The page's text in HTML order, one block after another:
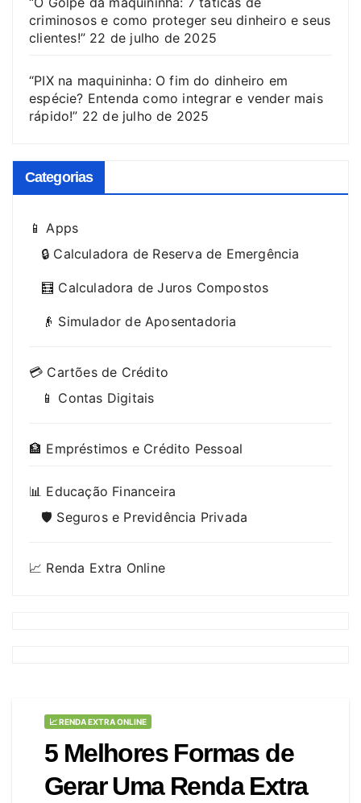
criminosos e como proteger seu dinheiro e seus
clientes!” 22 de julho de 2025
“PIX na maquininha: O fim do dinheiro em
espécie? Entenda como integrar e vender mais
rápido!” 22 de julho de 2025
Categorias
📱 Apps
🔒 Calculadora de Reserva de Emergência
🧮 Calculadora de Juros Compostos
👴 Simulador de Aposentadoria
💳 Cartões de Crédito
📱 Contas Digitais
🏦 Empréstimos e Crédito Pessoal
📊 Educação Financeira
🛡️ Seguros e Previdência Privada
📈 Renda Extra Online
📈 RENDA EXTRA ONLINE
5 Melhores Formas de
Gerar Uma Renda Extra